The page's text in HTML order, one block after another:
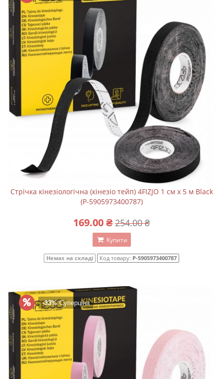
Стрічка кінезіологічна (кінезіо тейп) 4FIZJO 1 см x 5 м Black
(P-5905973400787)
169.00 ₴ 254.00 ₴
Купити
Немає на складі Код товару: P-5905973400787
-33%Суперціна